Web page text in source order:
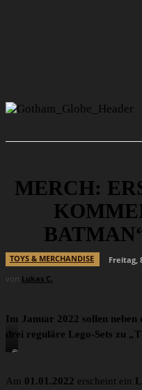
MERCH:
TOYS & MERCHANDISE
Freitag,
von Lukas C.
Im Januar 2022 sollen
drei reguläre Lego-Sets zu
©
E
Am 01.01.2022 erscheint ein